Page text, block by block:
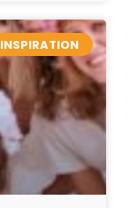
INSPIRATION